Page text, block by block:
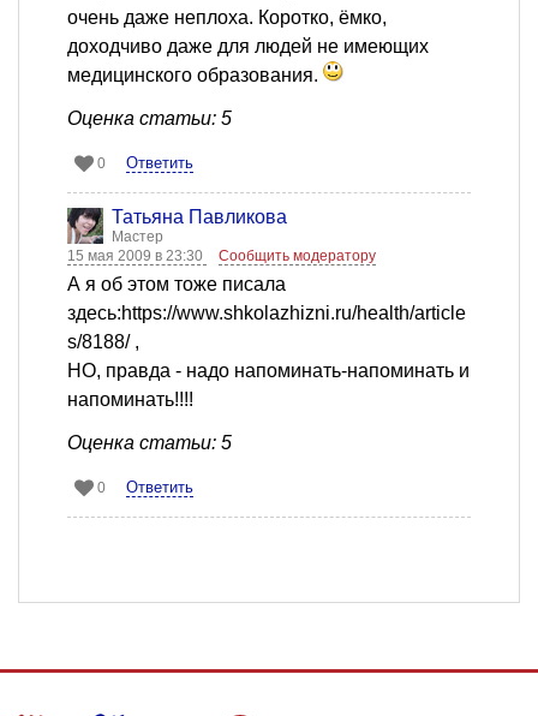
очень даже неплоха. Коротко, ёмко,
доходчиво даже для людей не имеющих
медицинского образования.
Оценка статьи: 5
0 Ответить
Татьяна Павликова
Мастер
15 мая 2009 в 23:30
Сообщить модератору
А я об этом тоже писала
здесь:https://www.shkolazhizni.ru/health/article
s/8188/ ,
НО, правда - надо напоминать-напоминать и
напоминать!!!!
Оценка статьи: 5
0 Ответить